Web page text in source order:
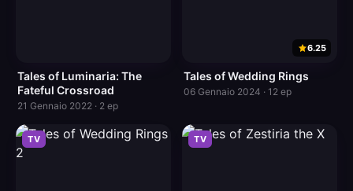
Tales of Luminaria: The
Fateful Crossroad
21 Gennaio 2022 · 2 ep
6.25
Tales of Wedding Rings
06 Gennaio 2024 · 12 ep
TV TV